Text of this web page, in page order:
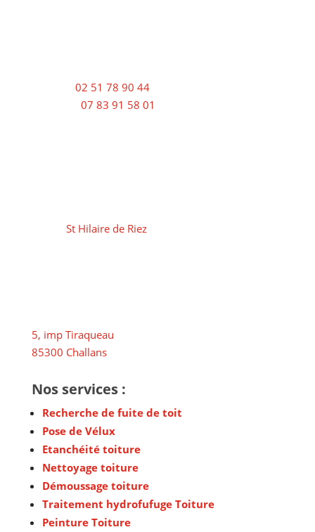
02 51 78 90 44
07 83 91 58 01
St Hilaire de Riez
5, imp Tiraqueau
85300 Challans
Nos services :
Recherche de fuite de toit
Pose de Vélux
Etanchéité toiture
Nettoyage toiture
Démoussage toiture
Traitement hydrofufuge Toiture
Peinture Toiture